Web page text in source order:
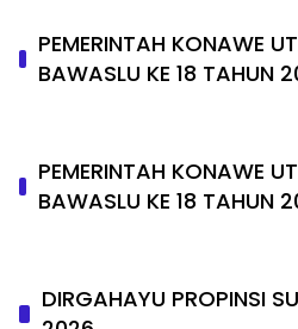
PEMERINTAH KONAWE
BAWASLU KE 18 TAHUN
PEMERINTAH KONAWE
BAWASLU KE 18 TAHUN
DIRGAHAYU PROPINSI